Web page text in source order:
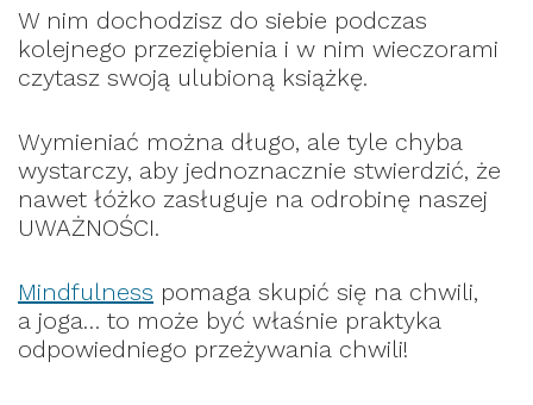
W nim dochodzisz do siebie podczas
kolejnego przeziębienia i w nim wieczorami
czytasz swoją ulubioną książkę.
Wymieniać można długo, ale tyle chyba
wystarczy, aby jednoznacznie stwierdzić, że
nawet łóżko zasługuje na odrobinę naszej
UWAŻNOŚCI.
Mindfulness pomaga skupić się na chwili,
a joga… to może być właśnie praktyka
odpowiedniego przeżywania chwili!